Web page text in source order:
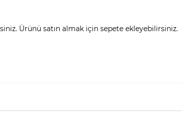
Ürünü satın almak için sepete ekleyebilirsiniz.